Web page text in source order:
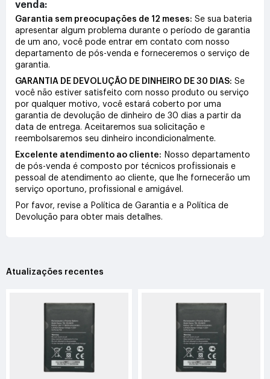
venda:
Garantia sem preocupações de 12 meses: Se sua bateria
apresentar algum problema durante o período de garantia
de um ano, você pode entrar em contato com nosso
departamento de pós-venda e forneceremos o serviço de
garantia.
GARANTIA DE DEVOLUÇÃO DE DINHEIRO DE 30 DIAS: Se
você não estiver satisfeito com nosso produto ou serviço
por qualquer motivo, você estará coberto por uma
garantia de devolução de dinheiro de 30 dias a partir da
data de entrega. Aceitaremos sua solicitação e
reembolsaremos seu dinheiro incondicionalmente.
Excelente atendimento ao cliente: Nosso departamento
de pós-venda é composto por técnicos profissionais e
pessoal de atendimento ao cliente, que lhe fornecerão um
serviço oportuno, profissional e amigável.
Por favor, revise a Política de Garantia e a Política de
Devolução para obter mais detalhes.
Atualizações recentes